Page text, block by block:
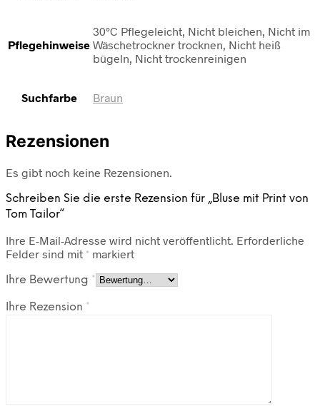
Pflegehinweise
30°C Pflegeleicht, Nicht bleichen, Nicht im
Wäschetrockner trocknen, Nicht heiß
bügeln, Nicht trockenreinigen
Suchfarbe Braun
Rezensionen
Es gibt noch keine Rezensionen.
Schreiben Sie die erste Rezension für „Bluse mit Print von
Tom Tailor“
Ihre E-Mail-Adresse wird nicht veröffentlicht. Erforderliche
Felder sind mit * markiert
Ihre Bewertung *
Ihre Rezension *